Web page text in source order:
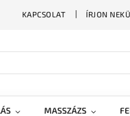
KAPCSOLAT ÍRJON
MASSZÁZS